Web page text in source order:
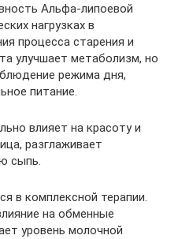
Альфа-липоевой
нагрузках в
процесса старения и
улучшает метаболизм, но
режима дня,
питание.
влияет на красоту и
разглаживает
сыпь.
в комплексной терапии.
на обменные
уровень молочной